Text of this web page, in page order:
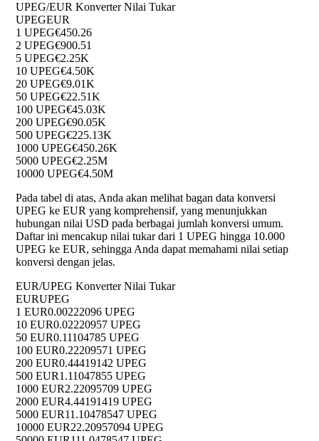
UPEG/EUR Konverter Nilai Tukar
UPEGEUR
1 UPEG€450.26
2 UPEG€900.51
5 UPEG€2.25K
10 UPEG€4.50K
20 UPEG€9.01K
50 UPEG€22.51K
100 UPEG€45.03K
200 UPEG€90.05K
500 UPEG€225.13K
1000 UPEG€450.26K
5000 UPEG€2.25M
10000 UPEG€4.50M
Pada tabel di atas, Anda akan melihat bagan data konversi
UPEG ke EUR yang komprehensif, yang menunjukkan
hubungan nilai USD pada berbagai jumlah konversi umum.
Daftar ini mencakup nilai tukar dari 1 UPEG hingga 10.000
UPEG ke EUR, sehingga Anda dapat memahami nilai setiap
konversi dengan jelas.
EUR/UPEG Konverter Nilai Tukar
EURUPEG
1 EUR0.00222096 UPEG
10 EUR0.02220957 UPEG
50 EUR0.11104785 UPEG
100 EUR0.22209571 UPEG
200 EUR0.44419142 UPEG
500 EUR1.11047855 UPEG
1000 EUR2.22095709 UPEG
2000 EUR4.44191419 UPEG
5000 EUR11.10478547 UPEG
10000 EUR22.20957094 UPEG